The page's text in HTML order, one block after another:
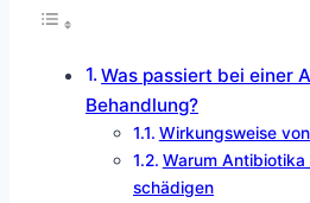
Was passiert bei einer
Behandlung?
Wirkungsweise
Warum Antibiotika
schädigen